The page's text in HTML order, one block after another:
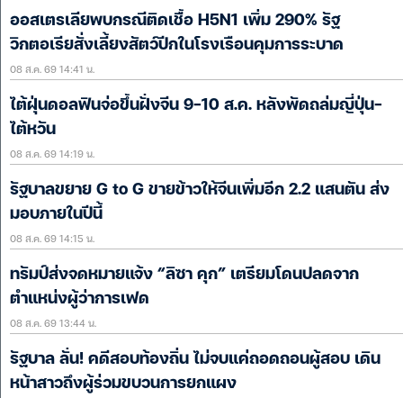
ออสเตรเลียพบกรณีติดเชื้อ H5N1 เพิ่ม 290% รัฐ
วิกตอเรียสั่งเลี้ยงสัตว์ปีกในโรงเรือนคุมการระบาด
08 ส.ค. 69 14:41 น.
ไต้ฝุ่นดอลฟินจ่อขึ้นฝั่งจีน 9-10 ส.ค. หลังพัดถล่มญี่ปุ่น-
ไต้หวัน
08 ส.ค. 69 14:19 น.
รัฐบาลขยาย G to G ขายข้าวให้จีนเพิ่มอีก 2.2 แสนตัน ส่ง
มอบภายในปีนี้
08 ส.ค. 69 14:15 น.
ทรัมป์ส่งจดหมายแจ้ง “ลิซา คุก” เตรียมโดนปลดจาก
ตำแหน่งผู้ว่าการเฟด
08 ส.ค. 69 13:44 น.
รัฐบาล ลั่น! คดีสอบท้องถิ่น ไม่จบแค่ถอดถอนผู้สอบ เดิน
หน้าสาวถึงผู้ร่วมขบวนการยกแผง